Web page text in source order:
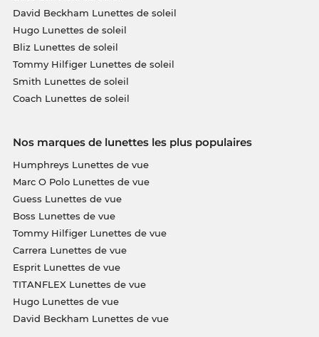
David Beckham Lunettes de soleil
Hugo Lunettes de soleil
Bliz Lunettes de soleil
Tommy Hilfiger Lunettes de soleil
Smith Lunettes de soleil
Coach Lunettes de soleil
Nos marques de lunettes les plus populaires
Humphreys Lunettes de vue
Marc O Polo Lunettes de vue
Guess Lunettes de vue
Boss Lunettes de vue
Tommy Hilfiger Lunettes de vue
Carrera Lunettes de vue
Esprit Lunettes de vue
TITANFLEX Lunettes de vue
Hugo Lunettes de vue
David Beckham Lunettes de vue